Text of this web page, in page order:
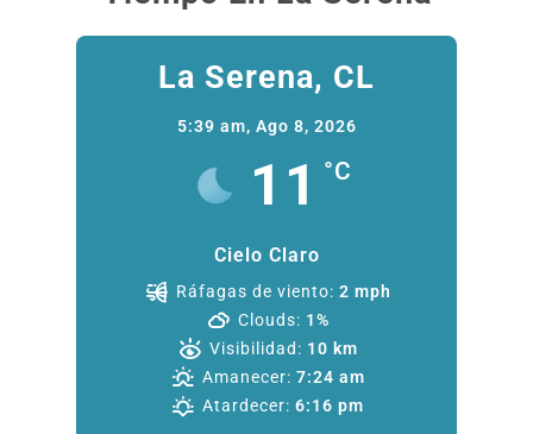
La Serena, CL
5:39 am, Ago 8, 2026
11 °C
Cielo Claro
Ráfagas de viento: 2 mph
Clouds: 1%
Visibilidad: 10 km
Amanecer: 7:24 am
Atardecer: 6:16 pm